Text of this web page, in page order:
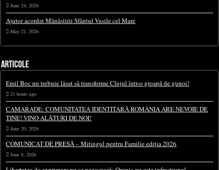
June 24, 2026
Ajutor acordat Mănăstirii Sfântul Vasile cel Mare
May 21, 2026
ARTICOLE
Emil Boc nu trebuie lăsat să transforme Clujul într-o groapă de gunoi!
21 hours ago
CAMARADE: COMUNITATEA IDENTITARĂ ROMÂNIA ARE NEVOIE DE
TINE! VINO ALĂTURI DE NOI!
June 20, 2026
COMUNICAT DE PRESĂ – Mitingul pentru Familie ediția 2026
June 8, 2026